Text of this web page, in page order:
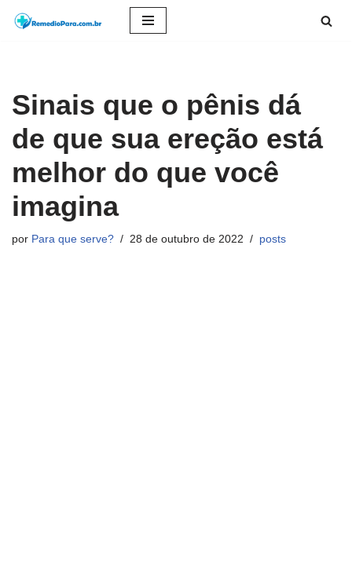
conteúdo
Sinais que o pênis dá
de que sua ereção está
melhor do que você
imagina
por Para que serve? 28 de outubro de 2022 posts